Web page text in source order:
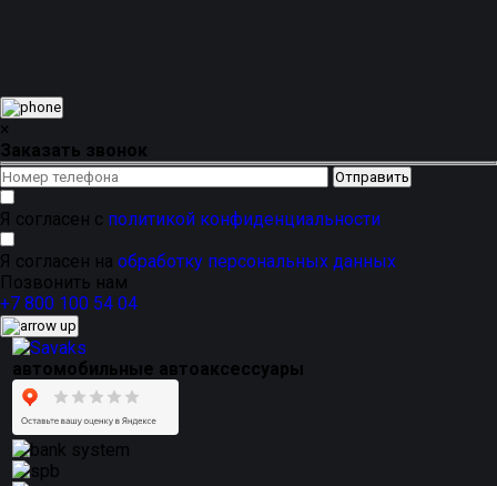
сохранить аккуратный внешний вид автомобиля без
постоянной тонировки.
×
Заказать звонок
Я согласен с политикой конфиденциальности
Я согласен на обработку персональных данных
Позвонить нам
+7 800 100 54 04
автомобильные автоаксессуары